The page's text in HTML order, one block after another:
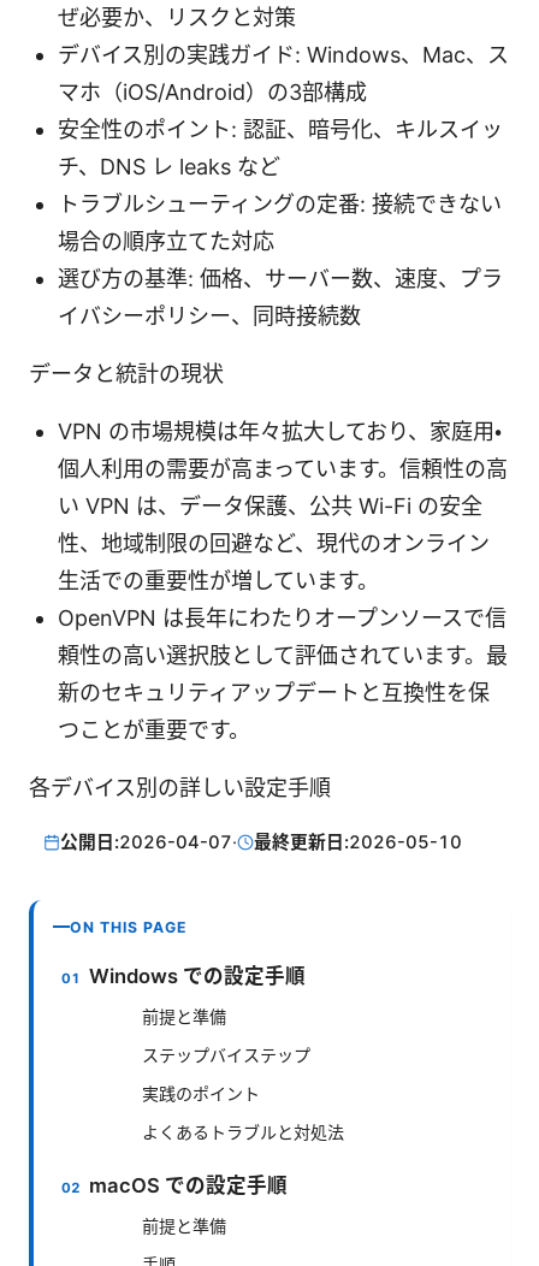
ぜ必要か、リスクと対策
デバイス別の実践ガイド: Windows、Mac、ス
マホ（iOS/Android）の3部構成
安全性のポイント: 認証、暗号化、キルスイッ
チ、DNS レ leaks など
トラブルシューティングの定番: 接続できない
場合の順序立てた対応
選び方の基準: 価格、サーバー数、速度、プラ
イバシーポリシー、同時接続数
データと統計の現状
VPN の市場規模は年々拡大しており、家庭用・
個人利用の需要が高まっています。信頼性の高
い VPN は、データ保護、公共 Wi-Fi の安全
性、地域制限の回避など、現代のオンライン
生活での重要性が増しています。
OpenVPN は長年にわたりオープンソースで信
頼性の高い選択肢として評価されています。最
新のセキュリティアップデートと互換性を保
つことが重要です。
各デバイス別の詳しい設定手順
公開日:2026-04-07· 最終更新日:2026-05-10
ON THIS PAGE
Windows での設定手順
前提と準備
ステップバイステップ
実践のポイント
よくあるトラブルと対処法
macOS での設定手順
前提と準備